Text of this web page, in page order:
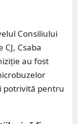
Consiliului
Csaba
au fost
potrivită pentru